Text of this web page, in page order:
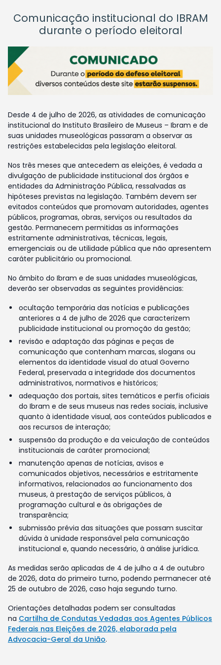
Comunicação institucional do IBRAM
durante o período eleitoral
Desde 4 de julho de 2026, as atividades de comunicação
institucional do Instituto Brasileiro de Museus – Ibram e de
suas unidades museológicas passaram a observar as
restrições estabelecidas pela legislação eleitoral.
Nos três meses que antecedem as eleições, é vedada a
divulgação de publicidade institucional dos órgãos e
entidades da Administração Pública, ressalvadas as
hipóteses previstas na legislação. Também devem ser
evitados conteúdos que promovam autoridades, agentes
públicos, programas, obras, serviços ou resultados da
gestão. Permanecem permitidas as informações
estritamente administrativas, técnicas, legais,
emergenciais ou de utilidade pública que não apresentem
caráter publicitário ou promocional.
No âmbito do Ibram e de suas unidades museológicas,
deverão ser observadas as seguintes providências:
ocultação temporária das notícias e publicações
anteriores a 4 de julho de 2026 que caracterizem
publicidade institucional ou promoção da gestão;
revisão e adaptação das páginas e peças de
comunicação que contenham marcas, slogans ou
elementos da identidade visual do atual Governo
Federal, preservada a integridade dos documentos
administrativos, normativos e históricos;
adequação dos portais, sites temáticos e perfis oficiais
do Ibram e de seus museus nas redes sociais, inclusive
quanto à identidade visual, aos conteúdos publicados e
aos recursos de interação;
suspensão da produção e da veiculação de conteúdos
institucionais de caráter promocional;
manutenção apenas de notícias, avisos e
comunicados objetivos, necessários e estritamente
informativos, relacionados ao funcionamento dos
museus, à prestação de serviços públicos, à
programação cultural e às obrigações de
transparência;
submissão prévia das situações que possam suscitar
dúvida à unidade responsável pela comunicação
institucional e, quando necessário, à análise jurídica.
As medidas serão aplicadas de 4 de julho a 4 de outubro
de 2026, data do primeiro turno, podendo permanecer até
25 de outubro de 2026, caso haja segundo turno.
Orientações detalhadas podem ser consultadas
na Cartilha de Condutas Vedadas aos Agentes Públicos
Federais nas Eleições de 2026, elaborada pela
Advocacia-Geral da União.